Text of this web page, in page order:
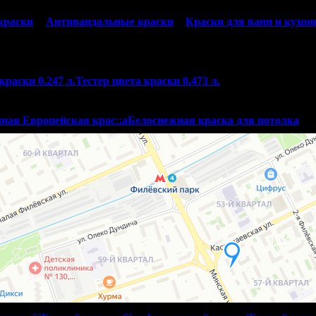
Антивандальные краски
Краски для ванн и
0.247 л.Тестер цвета краски 0.473 л.
Европейская краскаБелоснежная краска для потолка
Яхтные лакиМорилки, пропитки, маслаЛаки по камню
Orac Decor Молдинги Orac Decor
3D панели
Декоративные покрытия
Декоративное покрытие шелк